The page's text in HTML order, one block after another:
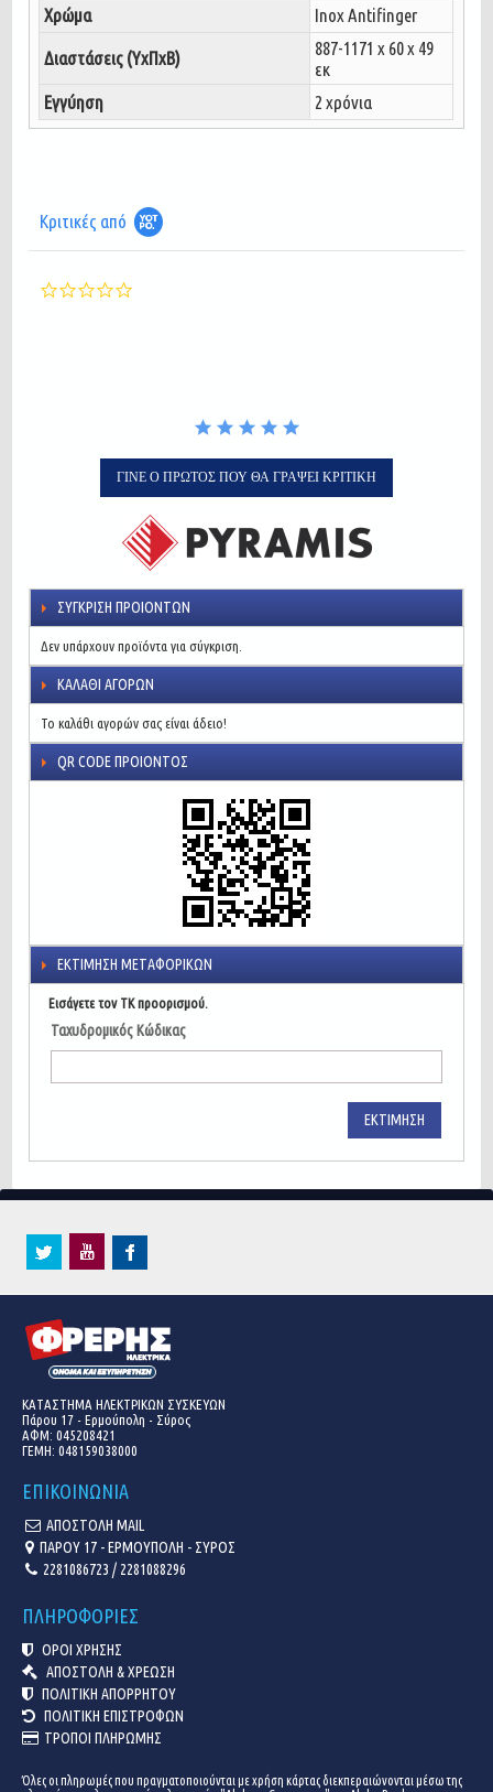
Χρώμα
Inox Antifinger
Διαστάσεις (ΥxΠxΒ)
887-1171 x 60 x 49
εκ
Εγγύηση
2 χρόνια
Κριτικές από
ΓΊΝΕ Ο ΠΡΏΤΟΣ ΠΟΥ ΘΑ ΓΡΆΨΕΙ ΚΡΙΤΙΚΉ
ΣΎΓΚΡΙΣΗ ΠΡΟΙΌΝΤΩΝ
Δεν υπάρχουν προϊόντα για σύγκριση.
ΚΑΛΆΘΙ ΑΓΟΡΏΝ
Το καλάθι αγορών σας είναι άδειο!
QR CODE ΠΡΟΙΌΝΤΟΣ
ΕΚΤΊΜΗΣΗ ΜΕΤΑΦΟΡΙΚΏΝ
Εισάγετε τον ΤΚ προορισμού.
Ταχυδρομικός Κώδικας
ΕΚΤΊΜΗΣΗ
ΚΑΤΑΣΤΗΜΑ ΗΛΕΚΤΡΙΚΩΝ ΣΥΣΚΕΥΩΝ
Πάρου 17 - Ερμούπολη - Σύρος
ΑΦΜ: 045208421
ΓΕΜΗ: 048159038000
ΕΠΙΚΟΙΝΩΝΙΑ
ΑΠΟΣΤΟΛΗ MAIL
ΠΑΡΟΥ 17 - ΕΡΜΟΥΠΟΛΗ - ΣΥΡΟΣ
2281086723 / 2281088296
ΠΛΗΡΟΦΟΡΙΕΣ
ΟΡΟΙ ΧΡΗΣΗΣ
ΑΠΟΣΤΟΛΗ & ΧΡΕΩΣΗ
ΠΟΛΙΤΙΚΗ ΑΠΟΡΡΗΤΟΥ
ΠΟΛΙΤΙΚΗ ΕΠΙΣΤΡΟΦΩΝ
ΤΡΟΠΟΙ ΠΛΗΡΩΜΗΣ
Όλες οι πληρωμές που πραγματοποιούνται με χρήση κάρτας διεκπεραιώνονται μέσω της